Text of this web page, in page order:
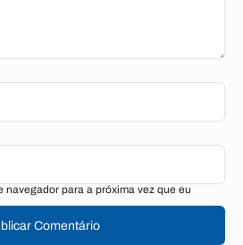
navegador para a próxima vez que eu
Comentário